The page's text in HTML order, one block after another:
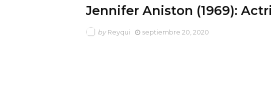
Jennifer Aniston (1969):
by Reyqui septiembre 20, 2020